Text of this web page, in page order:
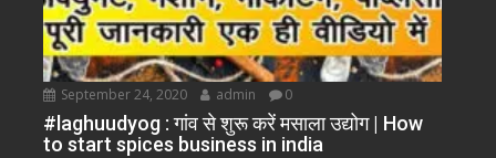
September 24, 2020 admin 0
#laghuudyog : गांव से शुरू करें मसाला उद्योग | How
to start spices business in india